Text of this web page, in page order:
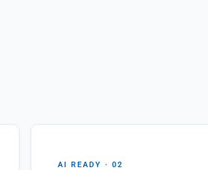
AI READY · 02